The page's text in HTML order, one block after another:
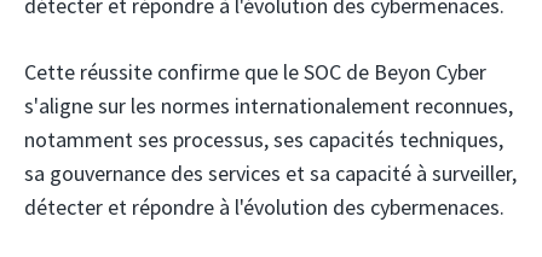
Cette réussite confirme que le SOC de Beyon Cyber ​​​​
s'aligne sur les normes internationalement reconnues,
notamment ses processus, ses capacités techniques,
sa gouvernance des services et sa capacité à surveiller,
détecter et répondre à l'évolution des cybermenaces.